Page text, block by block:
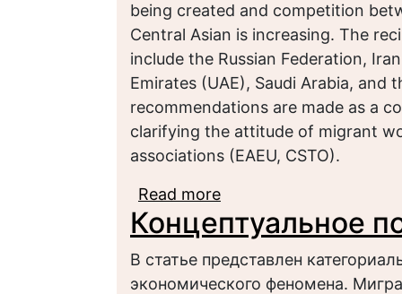
being created and competition
Central Asian is increasing. The
include the Russian Federation,
Emirates (UAE), Saudi Arabia,
recommendations are made as a
clarifying the attitude of migrant
associations (EAEU, CSTO).
Read more
enhance integration
Концептуальное
В статье представлен
экономического феномена.